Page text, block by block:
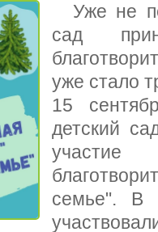
Уже не
сад
уже стало
15
детский
семье". В